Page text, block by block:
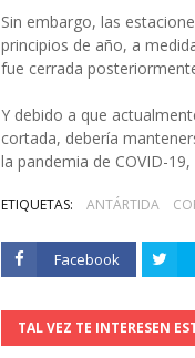
Sin embargo, las
principios de año, a
fue cerrada
Y debido a que
cortada, debería
la pandemia de COVID-
ETIQUETAS: ANTÁRTIDA
Facebook
TAL VEZ TE INTERESEN